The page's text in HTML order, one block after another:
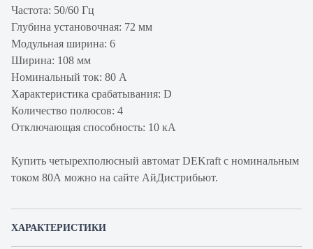
Частота: 50/60 Гц
Глубина установочная: 72 мм
Модульная ширина: 6
Ширина: 108 мм
Номинальный ток: 80 А
Характеристика срабатывания: D
Количество полюсов: 4
Отключающая способность: 10 кА
Купить четырехполюсный автомат DEKraft с номинальным
током 80А можно на сайте АйДистрибьют.
ХАРАКТЕРИСТИКИ